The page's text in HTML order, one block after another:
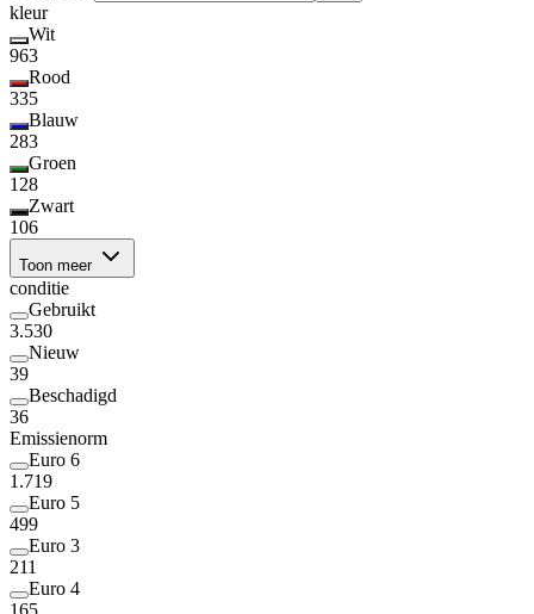
kleur
Wit
963
Rood
335
Blauw
283
Groen
128
Zwart
106
Toon meer
conditie
Gebruikt
3.530
Nieuw
39
Beschadigd
36
Emissienorm
Euro 6
1.719
Euro 5
499
Euro 3
211
Euro 4
165